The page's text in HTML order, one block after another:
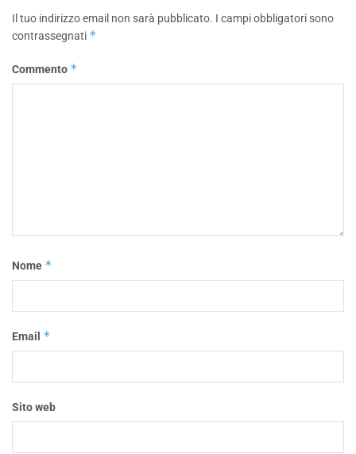
Il tuo indirizzo email non sarà pubblicato. I campi obbligatori sono
contrassegnati *
Commento *
Nome *
Email *
Sito web